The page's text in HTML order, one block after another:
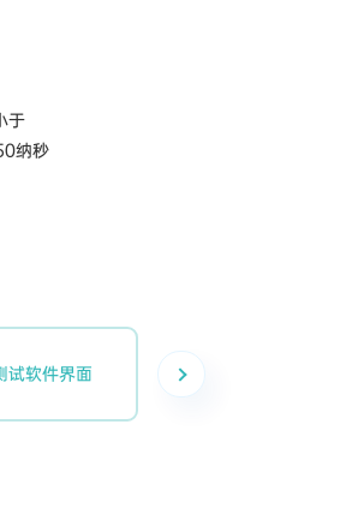
于
纳秒
试软件界面